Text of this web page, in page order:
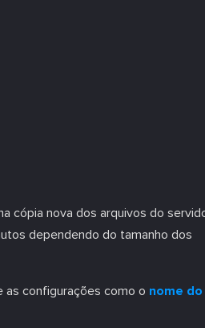
cópia nova dos arquivos do
dependendo do tamanho dos
as configurações como o nome do